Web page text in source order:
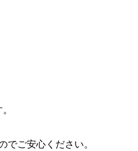
でご安心ください。